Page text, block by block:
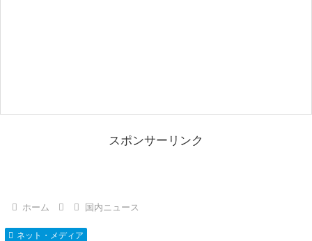
スポンサーリンク
ホーム 国内ニュース
ネット・メディア